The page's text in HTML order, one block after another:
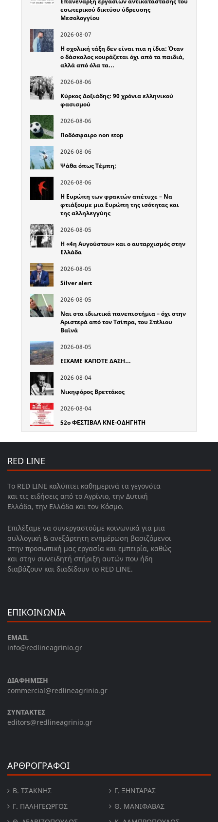
εσωτερικού δικτύου ύδρευσης
Μεσολογγίου
2026-08-07
Η σχολική τάξη δεν είναι πια η ίδια: Όταν
ο δάσκαλος κουράζεται όχι από τα παιδιά,
αλλά από όλα τα…
2026-08-06
Κύρκος Δοξιάδης: 90 χρόνια ελληνικού
φασισμού
2026-08-06
Ποδόσφαιρο non stop
2026-08-06
Ψάθα όπως Τέμπη;
2026-08-06
Η Ευρώπη των φρακτών απέτυχε – Να
φτιάξουμε μια Ευρώπη της ισότητας και
της αλληλεγγύης
2026-08-05
Η «4η Αυγούστου» και ο αυταρχισμός στην
Ελλάδα
2026-08-05
Silver alert
2026-08-05
Ναι στα ιδιωτικά πανεπιστήμια – όχι στην
Αριστερά από τον Τσίπρα, του Στέλιου
Βαϊνά
2026-08-05
ΕΙΧΑΜΕ ΚΑΠΟΤΕ ΔΑΣΗ…
2026-08-04
Νικηφόρος Βρεττάκος
2026-08-04
52o ΦΕΣΤΙΒΑΛ ΚΝΕ-ΟΔΗΓΗΤΗ
RED LINE
Το RED LINE καλύπτει καθημερινά τα γεγονότα
και τις ειδήσεις από το Αγρίνιο, την Δυτική
Ελλάδα, την Ελλάδα και τον Κόσμο.
Επιλέξαμε να συνεργαστούμε κοινωνικά για μια
συλλογική & ανεξάρτητη ενημέρωση βασιζόμενοι
στην προσωπική μας εργασία και εμπειρία, καθώς
και στην συνειδητή στήριξη αυτών που ήδη
διαβάζουν και διαδίδουν το RED LINE.
ΕΠΙΚΟΙΝΩΝΙΑ
EMAIL
info@redlineagrinio.gr
ΔΙΑΦΗΜΙΣΗ
commercial@redlineagrinio.gr
ΣΥΝΤΑΚΤΕΣ
editors@redlineagrinio.gr
ΑΡΘΡΟΓΡΑΦΟΙ
Β. ΤΣΆΚΝΗΣ
Γ. ΞΗΝΤΆΡΑΣ
Γ. ΠΑΛΗΓΕΏΡΓΟΣ
Θ. ΜΑΝΙΦΑΒΑΣ